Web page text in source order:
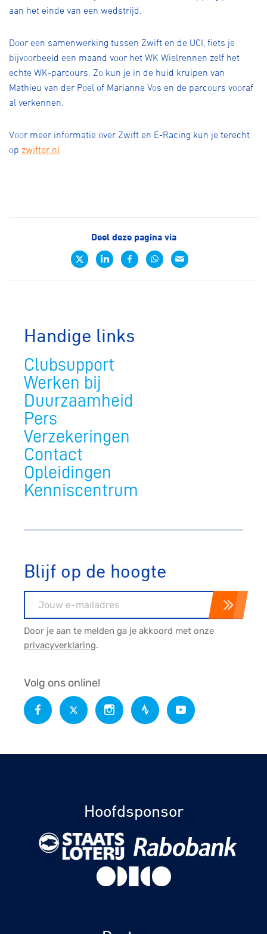
aan het einde van een wedstrijd.
Door een samenwerking tussen Zwift en de UCI, fiets je
bijvoorbeeld een maand voor het WK Wielrennen zelf het
echte WK-parcours. Zo kun je in de huid kruipen van
Mathieu van der Poel of Marianne Vos en de parcours vooraf
al verkennen.
Voor meer informatie over Zwift en E-Racing kun je terecht
op zwifter.nl
Deel deze pagina via
Handige links
Clubsupport
Werken bij
Duurzaamheid
Pers
Verzekeringen
Contact
Opleidingen
Kenniscentrum
Blijf op de hoogte
Door je aan te melden ga je akkoord met onze
privacyverklaring.
Volg ons online!
Hoofdsponsor